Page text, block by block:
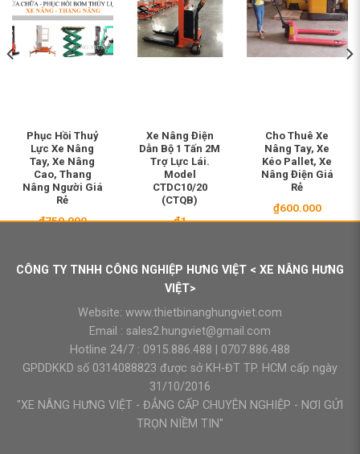
Phục Hồi Thuỷ
Lực Xe Nâng
Tay, Xe Nâng
Cao, Thang
Nâng Người Giá
Rẻ
₫750.000
Xe Nâng Điện
Dẫn Bộ 1 Tấn 2M
Trợ Lực Lái.
Model
CTDC10/20
(CTQB)
₫1
Cho Thuê Xe
Nâng Tay, Xe
Kéo Pallet, Xe
Nâng Điện Giá
Rẻ
₫600.000
CÔNG TY TNHH CÔNG NGHIỆP HƯNG VIỆT < XE NÂNG HƯNG
VIỆT>
Website: www.thietbinanghungviet.com
Email : sales2.hungviet@gmail.com
Hotline 24/7 : 0915.886.488
0707.886.488
GPDDKKD số 0314088823 được sở KH-ĐT TP. HCM cấp ngày
31/10/2016
"XE NÂNG HƯNG VIỆT - ĐẲNG CẤP CHUYÊN NGHIỆP - NƠI GỬI
TRỌN NIỀM TIN"